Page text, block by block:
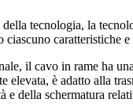
tecnologia, la
caratteristiche
il cavo in rame ha
elevata, è adatto alla
e della schermatura